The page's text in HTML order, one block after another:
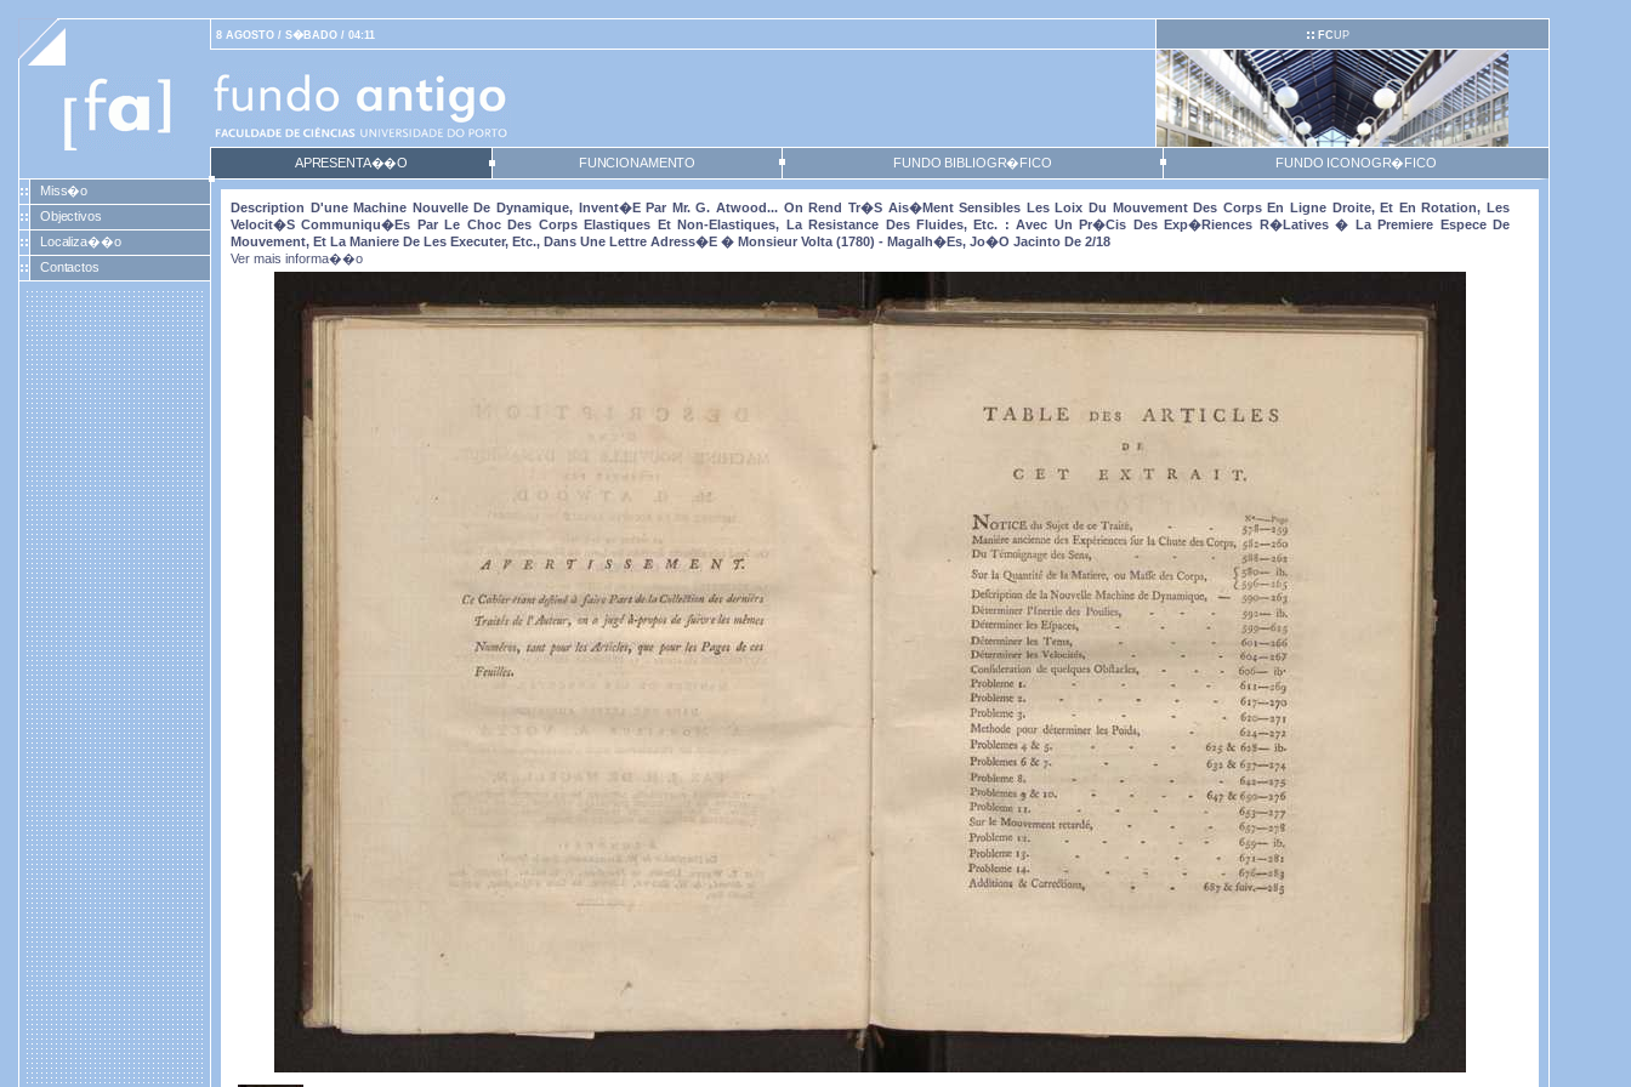
8 AGOSTO / S�BADO / 04:11 FCUP
APRESENTA��O FUNCIONAMENTO FUNDO BIBLIOGR�FICO
FUNDO ICONOGR�FICO
Miss�o
Objectivos
Localiza��o
Contactos
Description D'une Machine Nouvelle De Dynamique, Invent�e Par Mr. G. Atwood... On Rend Tr�s Ais�ment Sensibles Les Loix Du Mouvement Des Corps En Ligne Droite, Et En Rotation, Les
Velocit�s Communiqu�es Par Le Choc Des Corps Elastiques Et Non-Elastiques, La Resistance Des Fluides, Etc. : Avec Un Pr�cis Des Exp�riences R�latives � La Premiere Espece De
Mouvement, Et La Maniere De Les Executer, Etc., Dans Une Lettre Adress�e � Monsieur Volta (1780) - Magalh�es, Jo�o Jacinto De 2/18
Ver mais informa��o